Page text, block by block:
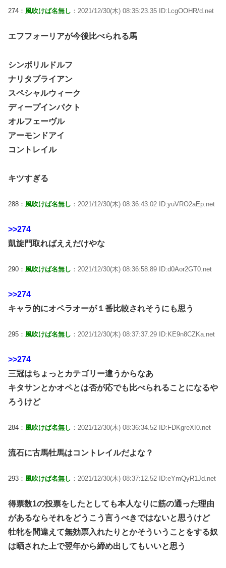
274： 風吹けば名無し ：2021/12/30(木) 08:35:23.35 ID:LcgOOHR/d.net
エフフォーリアが今後比べられる馬
シンボリルドルフ
ナリタブライアン
スペシャルウィーク
ディープインパクト
オルフェーヴル
アーモンドアイ
コントレイル
キツすぎる
288： 風吹けば名無し ：2021/12/30(木) 08:36:43.02 ID:yuVRO2aEp.net
>>274
凱旋門取ればええだけやな
290： 風吹けば名無し ：2021/12/30(木) 08:36:58.89 ID:d0Aor2GT0.net
>>274
キャラ的にオペラオーが１番比較されそうにも思う
295： 風吹けば名無し ：2021/12/30(木) 08:37:37.29 ID:KE9n8CZKa.net
>>274
三冠はちょっとカテゴリー違うからなあ
キタサンとかオペとは否が応でも比べられることになるや
ろうけど
284： 風吹けば名無し ：2021/12/30(木) 08:36:34.52 ID:FDKgreXI0.net
流石に古馬牡馬はコントレイルだよな？
293： 風吹けば名無し ：2021/12/30(木) 08:37:12.52 ID:eYmQyR1Jd.net
得票数1の投票をしたとしても本人なりに筋の通った理由
があるならそれをどうこう言うべきではないと思うけど
牡牝を間違えて無効票入れたりとかそういうことをする奴
は晒された上で翌年から締め出してもいいと思う